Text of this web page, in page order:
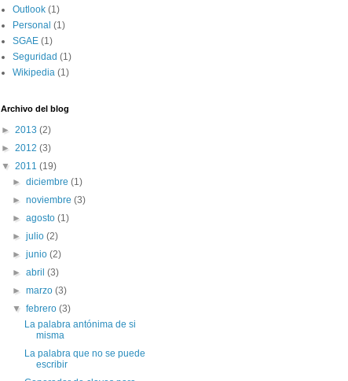
Outlook (1)
Personal (1)
SGAE (1)
Seguridad (1)
Wikipedia (1)
Archivo del blog
► 2013 (2)
► 2012 (3)
▼ 2011 (19)
►diciembre(1)
►noviembre(3)
►agosto(1)
►julio(2)
►junio(2)
►abril(3)
►marzo(3)
▼febrero(3)
La palabra antónima de si
misma
La palabra que no se puede
escribir